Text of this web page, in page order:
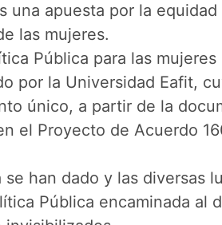
una apuesta por la
las mujeres.
Pública para las
por la Universidad Eafit,
único, a partir de la
el Proyecto de Acuerdo
han dado y las diversas
Pública encaminada al